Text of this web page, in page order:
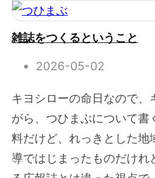
雑誌をつくるということ
2026-05-02
キヨシローの命日なので、
がら、つひまぶについて書
料だけど、れっきとした地
導ではじまったものだけれ